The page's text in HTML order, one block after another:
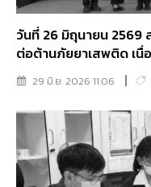
วันที่ 26 มิถุนายน
ต่อต้านภัยยาเสพติด เนื่
ปี 256929 มิ.ย. 2026 11:06